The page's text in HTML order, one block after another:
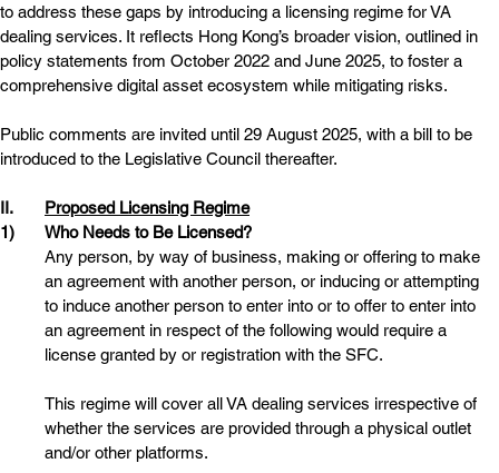
to address these gaps by introducing a licensing regime for VA
dealing services. It reflects Hong Kong’s broader vision, outlined in
policy statements from October 2022 and June 2025, to foster a
comprehensive digital asset ecosystem while mitigating risks.
Public comments are invited until 29 August 2025, with a bill to be
introduced to the Legislative Council thereafter.
Proposed Licensing Regime
1)	Who Needs to Be Licensed?
Any person, by way of business, making or offering to make
an agreement with another person, or inducing or attempting
to induce another person to enter into or to offer to enter into
an agreement in respect of the following would require a
license granted by or registration with the SFC.
This regime will cover all VA dealing services irrespective of
whether the services are provided through a physical outlet
and/or other platforms.